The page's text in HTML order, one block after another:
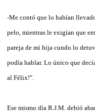
-Me contó que lo habían
pelo, mientras le exigían que
pareja de mi hija cundo lo
podía hablar. Lo único que
al Félix!".
Ese mismo día R.J.M. debió